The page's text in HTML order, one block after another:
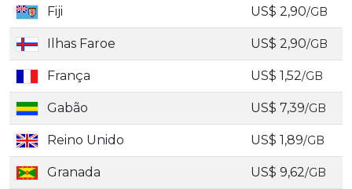
Fiji US$ 2,90/GB
Ilhas Faroe US$ 2,90/GB
França US$ 1,52/GB
Gabão US$ 7,39/GB
Reino Unido US$ 1,89/GB
Granada US$ 9,62/GB